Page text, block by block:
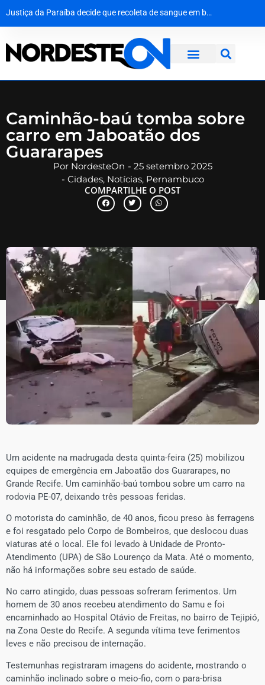
Justiça da Paraíba decide que recoleta de sangue em bebê é medida de segurança e não gera dano moral
Agevisa celebra Dia Nacional da Vigilância Sanitária e reforça compromisso com a defesa da saúde pública
Do palco do ‘É o Tchan’ aos canteiros de obras no Canadá: a virada de vida de JacaréO silêncio que ecoa há oito décadas: Hiroshima homenageia vítimas no 81º aniversário do ataque atômico
Caminhão-baú tomba sobre
carro em Jaboatão dos
Guararapes
PorNordesteOn - 25 setembro 2025
- Cidades, Notícias, Pernambuco
COMPARTILHE O POST
Um acidente na madrugada desta quinta-feira (25) mobilizou
equipes de emergência em Jaboatão dos Guararapes, no
Grande Recife. Um caminhão-baú tombou sobre um carro na
rodovia PE-07, deixando três pessoas feridas.
O motorista do caminhão, de 40 anos, ficou preso às ferragens
e foi resgatado pelo Corpo de Bombeiros, que deslocou duas
viaturas até o local. Ele foi levado à Unidade de Pronto-
Atendimento (UPA) de São Lourenço da Mata. Até o momento,
não há informações sobre seu estado de saúde.
No carro atingido, duas pessoas sofreram ferimentos. Um
homem de 30 anos recebeu atendimento do Samu e foi
encaminhado ao Hospital Otávio de Freitas, no bairro de Tejipió,
na Zona Oeste do Recife. A segunda vítima teve ferimentos
leves e não precisou de internação.
Testemunhas registraram imagens do acidente, mostrando o
caminhão inclinado sobre o meio-fio, com o para-brisa